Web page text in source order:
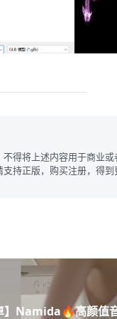
得将上述内容用于商业
持正版，购买注册，得
】Namida🔥高颜值